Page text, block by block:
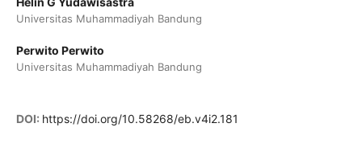
Universitas Muhammadiyah Bandung
Perwito Perwito
Universitas Muhammadiyah Bandung
DOI: https://doi.org/10.58268/eb.v4i2.181